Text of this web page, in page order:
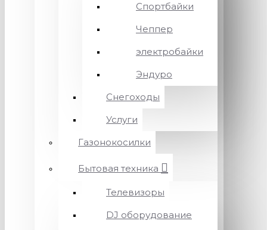
Спортбайки
Чеппер
электробайки
Эндуро
Снегоходы
Услуги
Газонокосилки
Бытовая техника
Телевизоры
DJ оборудование